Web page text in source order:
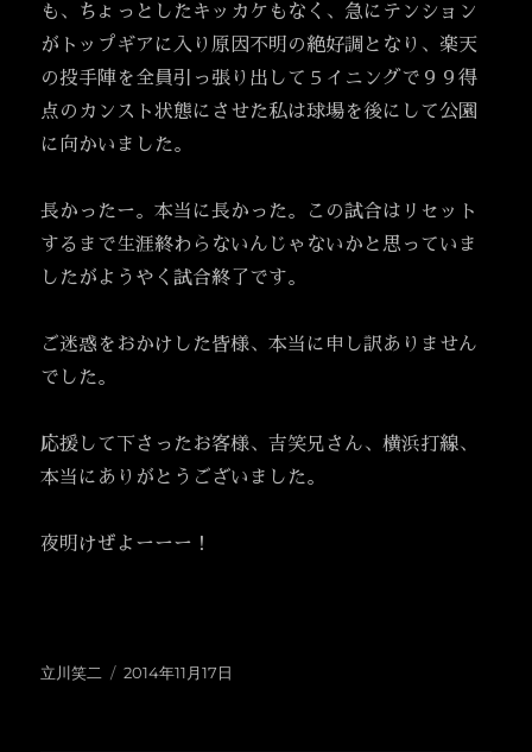
も、ちょっとしたキッカケもなく、急にテンション
がトップギアに入り原因不明の絶好調となり、楽天
の投手陣を全員引っ張り出して５イニングで９９得
点のカンスト状態にさせた私は球場を後にして公園
に向かいました。
長かったー。本当に長かった。この試合はリセット
するまで生涯終わらないんじゃないかと思っていま
したがようやく試合終了です。
ご迷惑をおかけした皆様、本当に申し訳ありません
でした。
応援して下さったお客様、吉笑兄さん、横浜打線、
本当にありがとうございました。
夜明けぜよーーー！
投
立川笑二
投
2014年11月17日